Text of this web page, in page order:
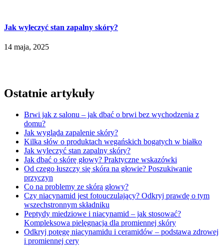
Jak wyleczyć stan zapalny skóry?
14 maja, 2025
Ostatnie artykuły
Brwi jak z salonu – jak dbać o brwi bez wychodzenia z
domu?
Jak wygląda zapalenie skóry?
Kilka słów o produktach wegańskich bogatych w białko
Jak wyleczyć stan zapalny skóry?
Jak dbać o skórę głowy? Praktyczne wskazówki
Od czego łuszczy się skóra na głowie? Poszukiwanie
przyczyn
Co na problemy ze skórą głowy?
Czy niacynamid jest fotouczulający? Odkryj prawdę o tym
wszechstronnym składniku
Peptydy miedziowe i niacynamid – jak stosować?
Kompleksowa pielęgnacja dla promiennej skóry
Odkryj potęgę niacynamidu i ceramidów – podstawa zdrowej
i promiennej cery